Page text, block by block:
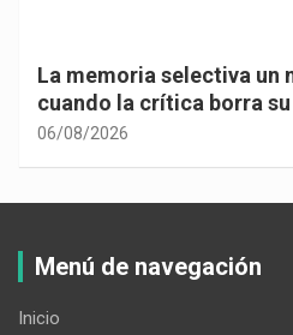
La memoria selectiva un
cuando la crítica borra
06/08/2026
Menú de navegación
Inicio